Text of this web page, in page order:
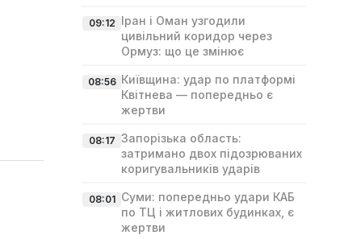
09:12 Іран і Оман узгодили
цивільний коридор через
Ормуз: що це змінює
08:56 Київщина: удар по платформі
Квітнева — попередньо є
жертви
08:17 Запорізька область:
затримано двох підозрюваних
коригувальників ударів
08:01 Суми: попередньо удари КАБ
по ТЦ і житлових будинках, є
жертви